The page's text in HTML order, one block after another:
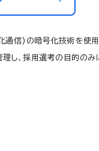
通信)の暗号化技術を使用
、採用選考の目的のみ